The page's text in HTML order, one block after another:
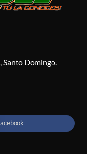
Santo Domingo.